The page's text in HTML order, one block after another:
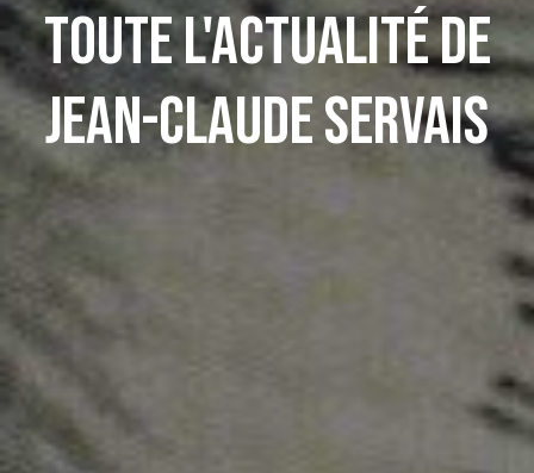
Toute l'actualité de
Jean-Claude Servais